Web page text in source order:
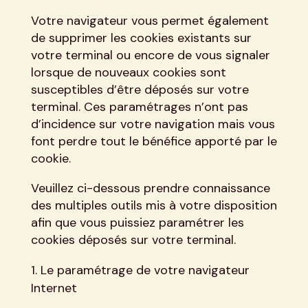
Votre navigateur vous permet également
de supprimer les cookies existants sur
votre terminal ou encore de vous signaler
lorsque de nouveaux cookies sont
susceptibles d’être déposés sur votre
terminal. Ces paramétrages n’ont pas
d’incidence sur votre navigation mais vous
font perdre tout le bénéfice apporté par le
cookie.
Veuillez ci-dessous prendre connaissance
des multiples outils mis à votre disposition
afin que vous puissiez paramétrer les
cookies déposés sur votre terminal.
Le paramétrage de votre navigateur
Internet